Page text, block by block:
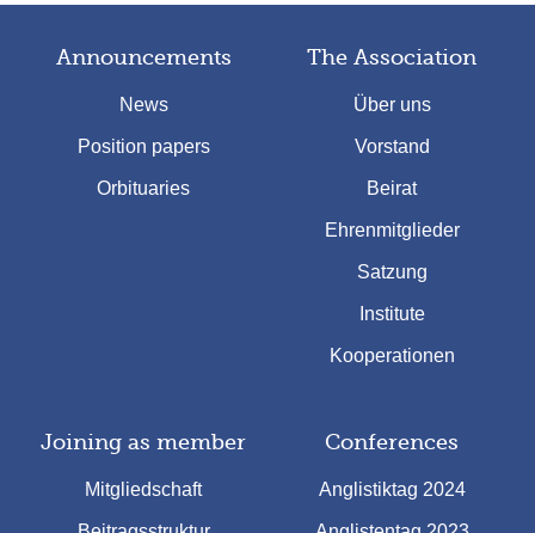
Announcements
News
Position papers
Orbituaries
The Association
Über uns
Vorstand
Beirat
Ehrenmitglieder
Satzung
Institute
Kooperationen
Joining as member
Mitgliedschaft
Conferences
Anglistiktag 2024